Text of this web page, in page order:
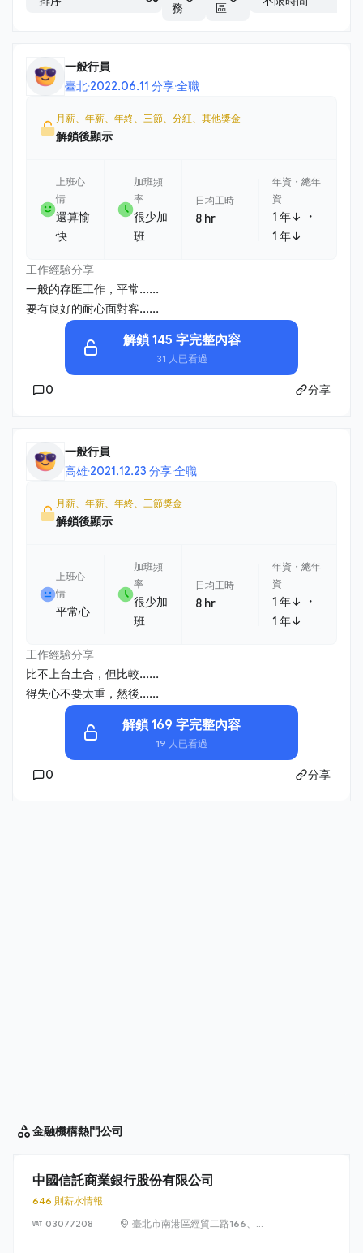
務
區
一般行員
臺北·2022.06.11 分享·全職
月薪、年薪、年終、三節、分紅、其他獎金
解鎖後顯示
上班心
情
還算愉
快
加班頻
率
很少加
班
日均工時
8 hr
年資・總年
資
1 年↓ ・
1 年↓
工作經驗分享
一般的存匯工作，平常......
要有良好的耐心面對客......
解鎖 145 字完整內容
31 人已看過
0 分享
一般行員
高雄·2021.12.23 分享·全職
月薪、年薪、年終、三節獎金
解鎖後顯示
上班心
情
平常心
加班頻
率
很少加
班
日均工時
8 hr
年資・總年
資
1 年↓ ・
1 年↓
工作經驗分享
比不上台土合，但比較......
得失心不要太重，然後......
解鎖 169 字完整內容
19 人已看過
0 分享
金融機構熱門公司
中國信託商業銀行股份有限公司
646 則薪水情報
03077208
臺北市南港區經貿二路166、